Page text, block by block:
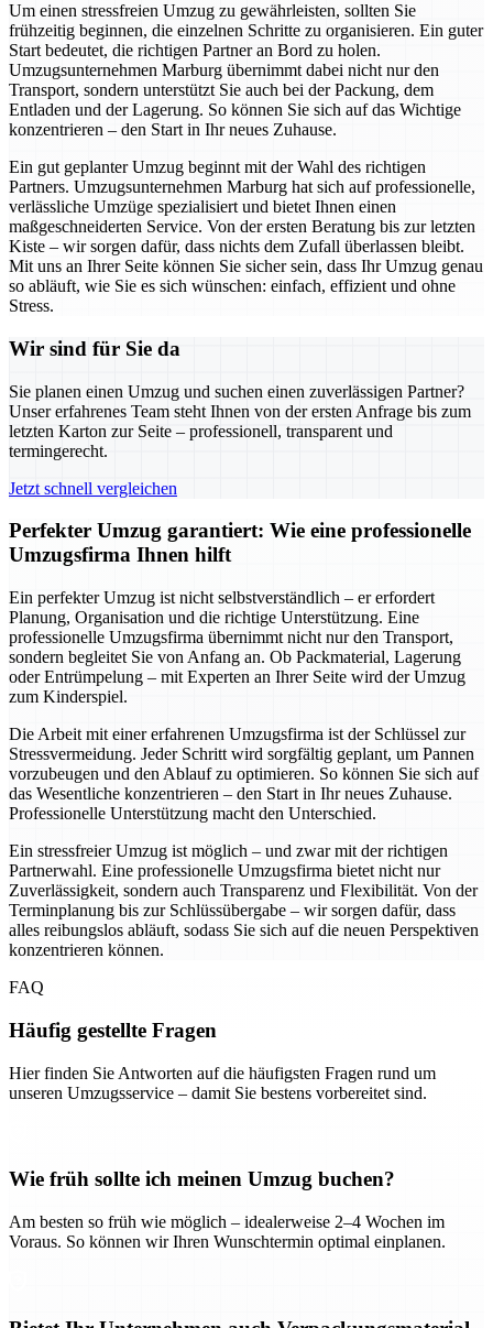
Um einen stressfreien Umzug zu gewährleisten, sollten Sie
frühzeitig beginnen, die einzelnen Schritte zu organisieren. Ein guter
Start bedeutet, die richtigen Partner an Bord zu holen.
Umzugsunternehmen Marburg übernimmt dabei nicht nur den
Transport, sondern unterstützt Sie auch bei der Packung, dem
Entladen und der Lagerung. So können Sie sich auf das Wichtige
konzentrieren – den Start in Ihr neues Zuhause.
Ein gut geplanter Umzug beginnt mit der Wahl des richtigen
Partners. Umzugsunternehmen Marburg hat sich auf professionelle,
verlässliche Umzüge spezialisiert und bietet Ihnen einen
maßgeschneiderten Service. Von der ersten Beratung bis zur letzten
Kiste – wir sorgen dafür, dass nichts dem Zufall überlassen bleibt.
Mit uns an Ihrer Seite können Sie sicher sein, dass Ihr Umzug genau
so abläuft, wie Sie es sich wünschen: einfach, effizient und ohne
Stress.
Wir sind für Sie da
Sie planen einen Umzug und suchen einen zuverlässigen Partner?
Unser erfahrenes Team steht Ihnen von der ersten Anfrage bis zum
letzten Karton zur Seite – professionell, transparent und
termingerecht.
Jetzt schnell vergleichen
Perfekter Umzug garantiert: Wie eine professionelle
Umzugsfirma Ihnen hilft
Ein perfekter Umzug ist nicht selbstverständlich – er erfordert
Planung, Organisation und die richtige Unterstützung. Eine
professionelle Umzugsfirma übernimmt nicht nur den Transport,
sondern begleitet Sie von Anfang an. Ob Packmaterial, Lagerung
oder Entrümpelung – mit Experten an Ihrer Seite wird der Umzug
zum Kinderspiel.
Die Arbeit mit einer erfahrenen Umzugsfirma ist der Schlüssel zur
Stressvermeidung. Jeder Schritt wird sorgfältig geplant, um Pannen
vorzubeugen und den Ablauf zu optimieren. So können Sie sich auf
das Wesentliche konzentrieren – den Start in Ihr neues Zuhause.
Professionelle Unterstützung macht den Unterschied.
Ein stressfreier Umzug ist möglich – und zwar mit der richtigen
Partnerwahl. Eine professionelle Umzugsfirma bietet nicht nur
Zuverlässigkeit, sondern auch Transparenz und Flexibilität. Von der
Terminplanung bis zur Schlüssübergabe – wir sorgen dafür, dass
alles reibungslos abläuft, sodass Sie sich auf die neuen Perspektiven
konzentrieren können.
FAQ
Häufig gestellte Fragen
Hier finden Sie Antworten auf die häufigsten Fragen rund um
unseren Umzugsservice – damit Sie bestens vorbereitet sind.
Wie früh sollte ich meinen Umzug buchen?
Am besten so früh wie möglich – idealerweise 2–4 Wochen im
Voraus. So können wir Ihren Wunschtermin optimal einplanen.